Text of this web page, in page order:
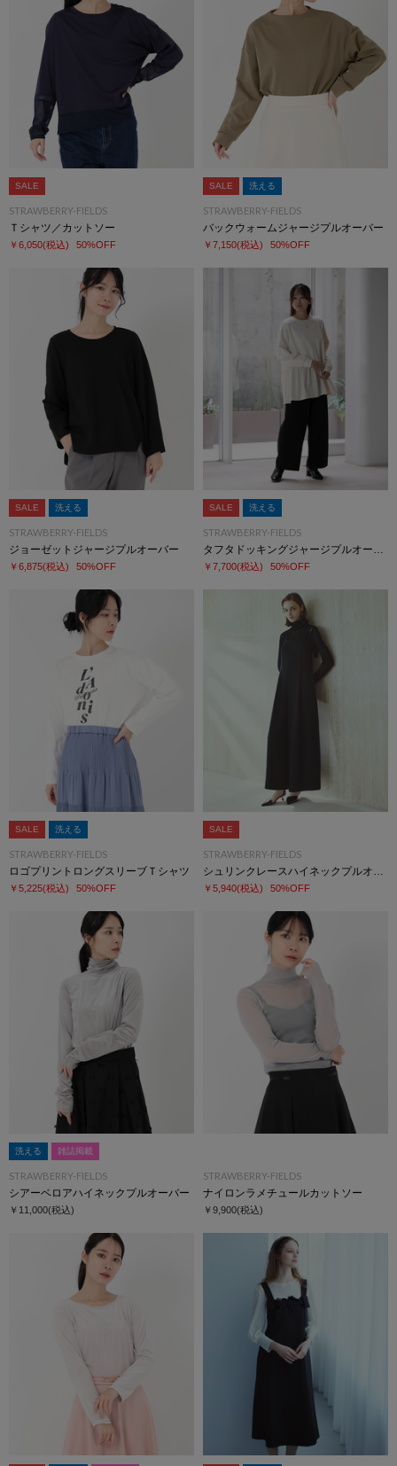
SALE
STRAWBERRY-FIELDS
Ｔシャツ／カットソー
￥6,050(税込) 50%OFF
SALE 洗える
STRAWBERRY-FIELDS
バックウォームジャージプルオーバー
￥7,150(税込) 50%OFF
SALE 洗える
STRAWBERRY-FIELDS
ジョーゼットジャージプルオーバー
￥6,875(税込) 50%OFF
SALE 洗える
STRAWBERRY-FIELDS
￥7,700(税込) 50%OFF
SALE 洗える
STRAWBERRY-FIELDS
ロゴプリントロングスリーブＴシャツ
￥5,225(税込) 50%OFF
SALE
STRAWBERRY-FIELDS
￥5,940(税込) 50%OFF
洗える 雑誌掲載
STRAWBERRY-FIELDS
シアーベロアハイネックプルオーバー
￥11,000(税込)
STRAWBERRY-FIELDS
ナイロンラメチュールカットソー
￥9,900(税込)